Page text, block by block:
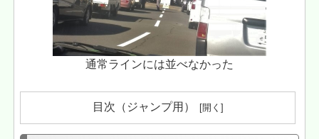
通常ラインには並べなかった
目次（ジャンプ用）